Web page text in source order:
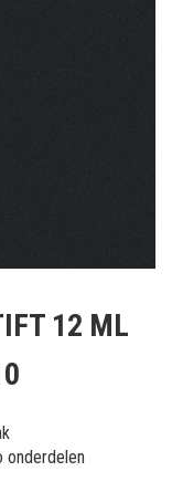
12 ML
onderdelen